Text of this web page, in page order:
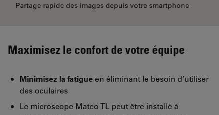
Partage rapide des images depuis votre smartphone
Maximisez le confort de votre équipe
Minimisez la fatigue en éliminant le besoin d’utiliser
des oculaires
Le microscope Mateo TL peut être installé à